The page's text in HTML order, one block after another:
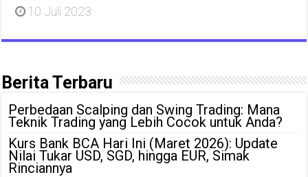
10 Juli 2023
Berita Terbaru
Perbedaan Scalping dan Swing Trading: Mana
Teknik Trading yang Lebih Cocok untuk Anda?
Kurs Bank BCA Hari Ini (Maret 2026): Update
Nilai Tukar USD, SGD, hingga EUR, Simak
Rinciannya